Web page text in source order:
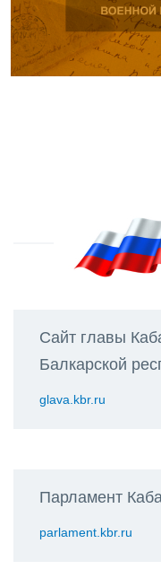
Сайт главы
Балкарской
glava.kbr.ru
Парламент
parlament.kbr.ru